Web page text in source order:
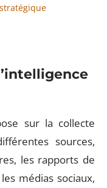
sur la collecte
sources,
les rapports de
médias sociaux,